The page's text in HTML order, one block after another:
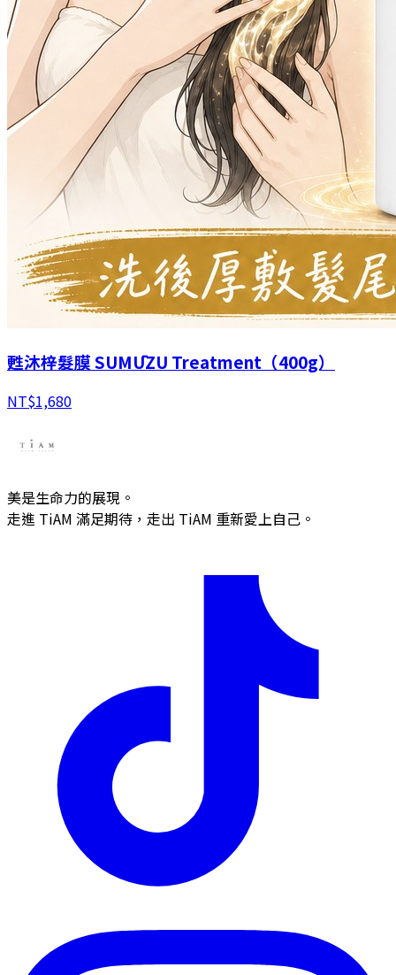
甦沐梓髮膜 SUMŪZU Treatment（400g）
NT$1,680
美是生命力的展現。
走進 TiAM 滿足期待，走出 TiAM 重新愛上自己。